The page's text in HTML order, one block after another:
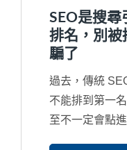
SEO是搜
排名，別被
騙了
過去，傳統
不能排到第一
至不一定會點